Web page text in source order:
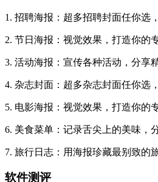
1. 招聘海报：超多招聘封面任你选
2. 节日海报：视觉效果，打造你的
3. 活动海报：宣传各种活动，分享
4. 杂志封面：超多杂志封面任你选
5. 电影海报：视觉效果，打造你的
6. 美食菜单：记录舌尖上的美味，
7. 旅行日志：用海报珍藏最别致的
软件测评